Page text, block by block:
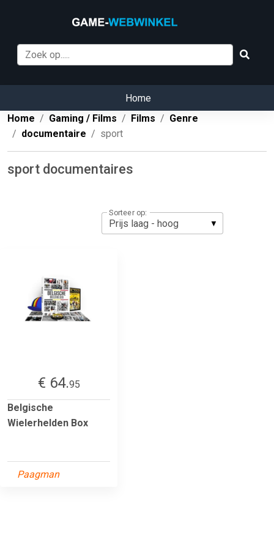
Home
Home
Gaming / Films Films
Genre
documentaire
sport
sport documentaires
Sorteer op:
€ 64.95
Belgische
Wielerhelden Box
Paagman